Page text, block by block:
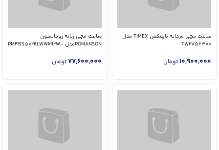
ساعت مچی مردانه تایمکس TIMEX مدل
TW2V56300
10,900,000تومان
ساعت مچی زنانه رومانسون
ROMANSONمدل RM4BS502KLWWM12W-
77,600,000تومان